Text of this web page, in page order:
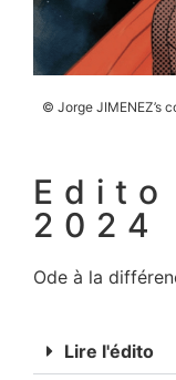
© Jorge JIMENEZ’s
2024
Ode à la
Lire l'édito